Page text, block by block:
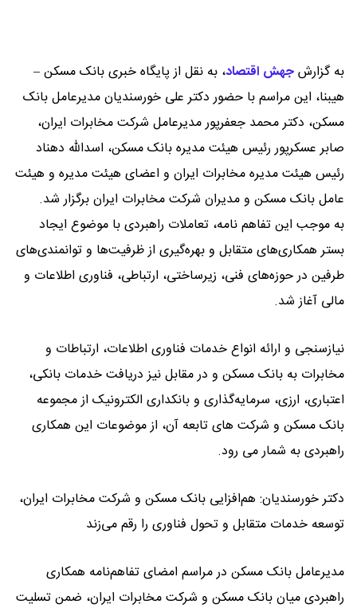
به گزارشجهش اقتصاد، به نقل از پایگاه خبری بانک مسکن –
هیبنا، این مراسم با حضور دکتر علی خورسندیان مدیرعامل بانک
مسکن، دکتر محمد جعفرپور مدیرعامل شرکت مخابرات ایران،
صابر عسکرپور رئیس هیئت مدیره بانک مسکن، اسدالله دهناد
رئیس هیئت مدیره مخابرات ایران و اعضای هیئت مدیره و هیئت
عامل بانک مسکن و مدیران شرکت مخابرات ایران برگزار شد.
به موجب این تفاهم نامه، تعاملات راهبردی با موضوع ایجاد
بستر همکاری‌های متقابل و بهره‌گیری از ظرفیت‌ها و توانمندی‌های
طرفین در حوزه‌های فنی، زیرساختی، ارتباطی، فناوری اطلاعات و
مالی آغاز شد.
نیازسنجی و ارائه انواع خدمات فناوری اطلاعات، ارتباطات و
مخابرات به بانک مسکن و در مقابل نیز دریافت خدمات بانکی،
اعتباری، ارزی، سرمایه‌گذاری و بانکداری الکترونیک از مجموعه
بانک مسکن و شرکت های تابعه آن، از موضوعات این همکاری
راهبردی به شمار می رود.
دکتر خورسندیان: هم‌افزایی بانک مسکن و شرکت مخابرات ایران،
توسعه خدمات متقابل و تحول فناوری را رقم می‌زند
مدیرعامل بانک مسکن در مراسم امضای تفاهم‌نامه همکاری
راهبردی میان بانک مسکن و شرکت مخابرات ایران، ضمن تسلیت